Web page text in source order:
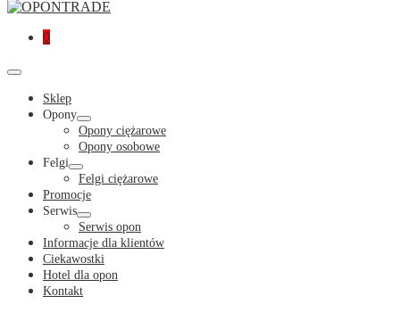
Shopping
0Items
Menu
Toggle
Sklep
Opony
Menu
Toggle
Opony ciężarowe
Opony osobowe
Felgi
Menu
Toggle
Felgi ciężarowe
Promocje
Serwis
Menu
Toggle
Serwis opon
Informacje dla klientów
Ciekawostki
Hotel dla opon
Kontakt